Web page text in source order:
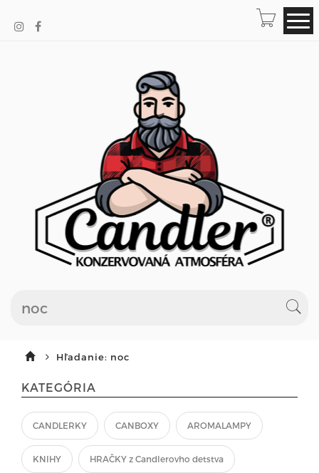
Hľadanie: noc
KATEGÓRIA
CANDLERKY CANBOXY AROMALAMPY
KNIHY HRAČKY z Candlerovho detstva